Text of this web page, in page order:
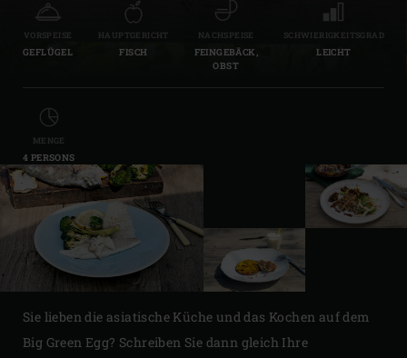
VORSPEISE
GEFLÜGEL
HAUPTGERICHT
FISCH
NACHSPEISE
FEINGEBÄCK,
OBST
SCHWIERIGKEITSGRAD
LEICHT
MENGE
4 PERSONS
Sie lieben die asiatische Küche und das Kochen auf dem
Big Green Egg? Schreiben Sie dann gleich Ihre